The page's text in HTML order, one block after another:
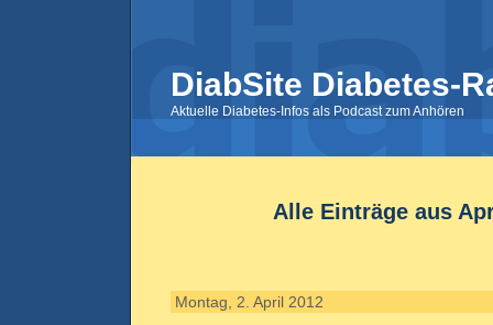
DiabSite Diabetes-
Aktuelle Diabetes-Infos als Podcast zum Anhören
Alle Einträge aus
Montag, 2. April 2012